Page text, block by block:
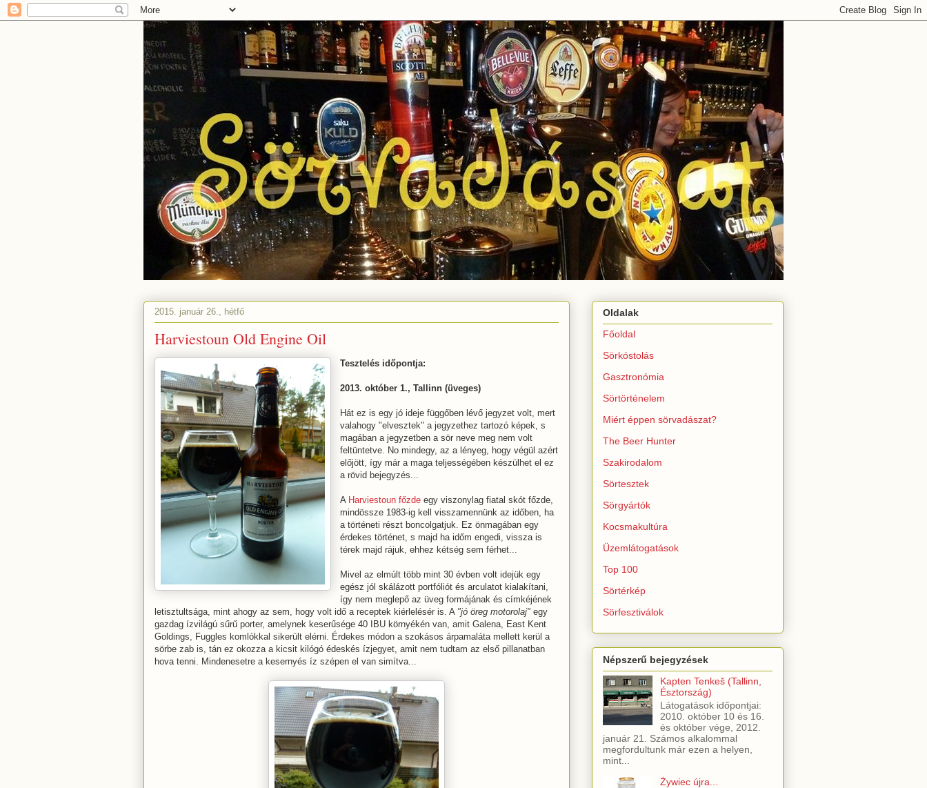
2015. január 26., hétfő
Harviestoun Old Engine Oil
Tesztelés időpontja:
2013. október 1., Tallinn (üveges)
Hát ez is egy jó ideje függőben lévő jegyzet volt, mert
valahogy "elvesztek" a jegyzethez tartozó képek, s
magában a jegyzetben a sör neve meg nem volt
feltüntetve. No mindegy, az a lényeg, hogy végül azért
előjött, így már a maga teljességében készülhet el ez
a rövid bejegyzés...
A Harviestoun főzde egy viszonylag fiatal skót főzde,
mindössze 1983-ig kell visszamennünk az időben, ha
a történeti részt boncolgatjuk. Ez önmagában egy
érdekes történet, s majd ha időm engedi, vissza is
térek majd rájuk, ehhez kétség sem férhet...
Mivel az elmúlt több mint 30 évben volt idejük egy
egész jól skálázott portfóliót és arculatot kialakítani,
így nem meglepő az üveg formájának és címkéjének
letisztultsága, mint ahogy az sem, hogy volt idő a receptek kiérlelésér is. A "jó öreg motorolaj" egy
gazdag ízvilágú sűrű porter, amelynek keserűsége 40 IBU környékén van, amit Galena, East Kent
Goldings, Fuggles komlókkal sikerült elérni. Érdekes módon a szokásos árpamaláta mellett kerül a
sörbe zab is, tán ez okozza a kicsit kilógó édeskés ízjegyet, amit nem tudtam az első pillanatban
hova tenni. Mindenesetre a kesernyés íz szépen el van simítva...
Oldalak
Főoldal
Sörkóstolás
Gasztronómia
Sörtörténelem
Miért éppen sörvadászat?
The Beer Hunter
Szakirodalom
Sörtesztek
Sörgyártók
Kocsmakultúra
Üzemlátogatások
Top 100
Sörtérkép
Sörfesztiválok
Népszerű bejegyzések
Kapten Tenkeš (Tallinn,
Észtország)
Látogatások időpontjai:
2010. október 10 és 16.
és október vége, 2012.
január 21. Számos alkalommal
megfordultunk már ezen a helyen,
mint...
Żywiec újra...